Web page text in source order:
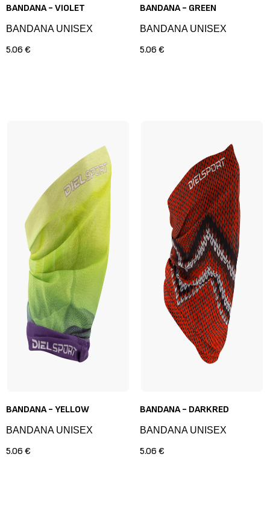
BANDANA - VIOLET
BANDANA UNISEX
5.06 €
BANDANA - GREEN
BANDANA UNISEX
5.06 €
BANDANA - YELLOW
BANDANA UNISEX
5.06 €
BANDANA - DARKRED
BANDANA UNISEX
5.06 €